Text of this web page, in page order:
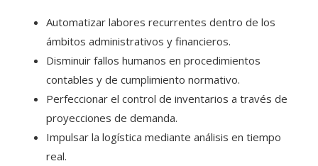
Automatizar labores recurrentes dentro de los
ámbitos administrativos y financieros.
Disminuir fallos humanos en procedimientos
contables y de cumplimiento normativo.
Perfeccionar el control de inventarios a través de
proyecciones de demanda.
Impulsar la logística mediante análisis en tiempo
real.